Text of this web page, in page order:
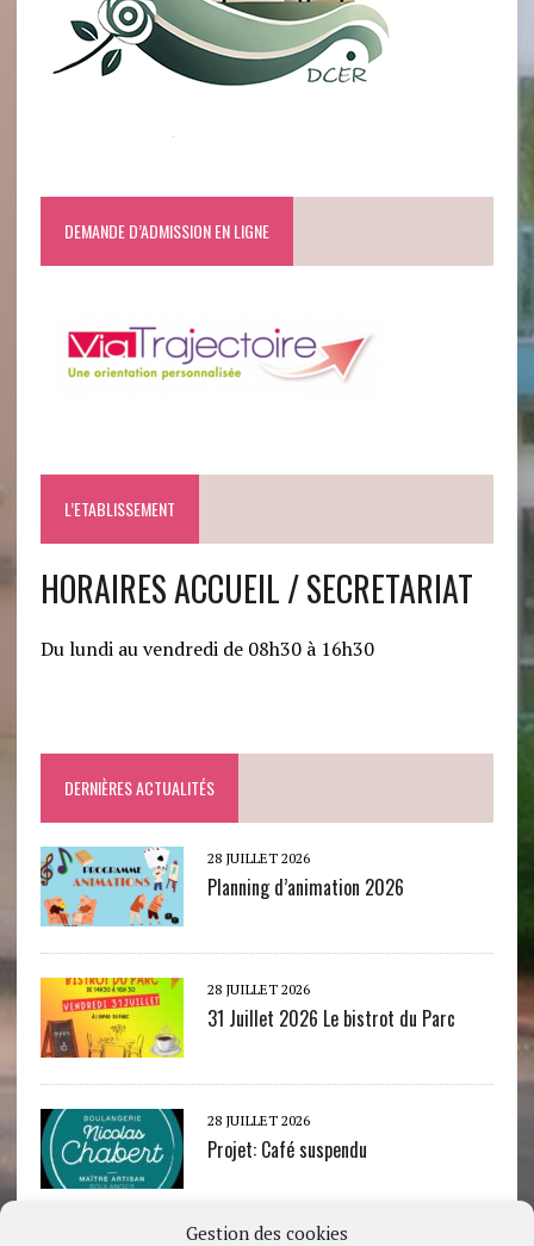
Gestion des cookies
DEMANDE D’ADMISSION EN LIGNE
L’ETABLISSEMENT
HORAIRES ACCUEIL / SECRETARIAT
Du lundi au vendredi de 08h30 à 16h30
DERNIÈRES ACTUALITÉS
28 JUILLET 2026
Planning d’animation 2026
28 JUILLET 2026
31 Juillet 2026 Le bistrot du Parc
28 JUILLET 2026
Projet: Café suspendu